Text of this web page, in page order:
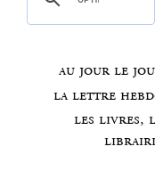
au jour le
la lettre
les livres,